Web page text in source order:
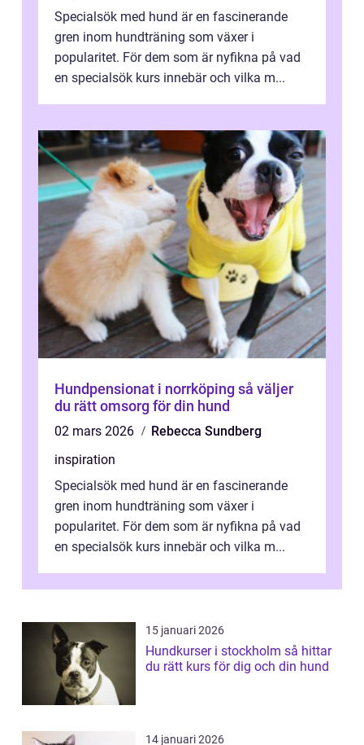
Specialsök med hund är en fascinerande
gren inom hundträning som växer i
popularitet. För dem som är nyfikna på vad
en specialsök kurs innebär och vilka m...
Hundpensionat i norrköping så väljer
du rätt omsorg för din hund
02 mars 2026
Rebecca Sundberg
inspiration
Specialsök med hund är en fascinerande
gren inom hundträning som växer i
popularitet. För dem som är nyfikna på vad
en specialsök kurs innebär och vilka m...
15 januari 2026
Hundkurser i stockholm så hittar
du rätt kurs för dig och din hund
14 januari 2026